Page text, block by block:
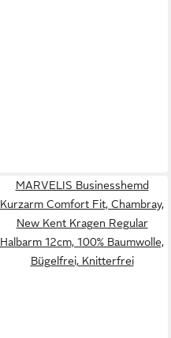
MARVELIS Businesshemd
Kurzarm Comfort Fit, Chambray,
New Kent Kragen Regular
Halbarm 12cm, 100% Baumwolle,
Bügelfrei, Knitterfrei